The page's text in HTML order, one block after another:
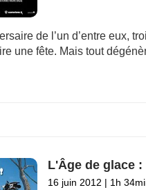
de l’un d’entre eux,
une fête. Mais tout
L'Âge de glace
16 juin 2012 | 1h